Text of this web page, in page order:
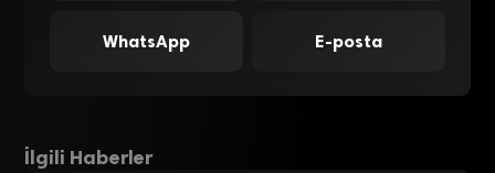
WhatsApp E-posta
İlgili Haberler